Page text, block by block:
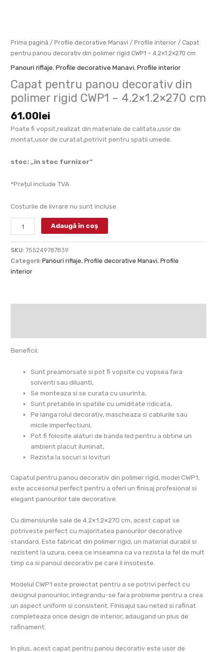
Prima pagină / Profile decorative Manavi / Profile interior / Capat
pentru panou decorativ din polimer rigid CWP1 – 4.2×1.2×270 cm
Panouri riflaje,Profile decorative Manavi,Profile interior
Capat pentru panou decorativ din
polimer rigid CWP1 – 4.2×1.2×270 cm
61.00lei
Poate fi vopsit,realizat din materiale de calitate,usor de
montat,usor de curatat,potrivit pentru spatii umede.
stoc: „in stoc furnizor”
*Prețul include TVA
Costurile de livrare nu sunt incluse.
cm
Adaugă în coș
SKU: 755249787839
Categorii: Panouri riflaje, Profile decorative Manavi, Profile
interior
Beneficii:
Sunt preamorsate si pot fi vopsite cu vopsea fara
solventi sau diluanti,
Se monteaza si se curata cu usurinta,
Sunt pretabile in spatiile cu umiditate ridicata,
Pe langa rolul decorativ, mascheaza si cablurile sau
micile imperfectiuni,
Pot fi folosite alaturi de banda led pentru a obtine un
ambient placut iluminat,
Rezista la socuri si lovituri
Capatul pentru panou decorativ din polimer rigid, model CWP1,
este accesoriul perfect pentru a oferi un finisaj profesional si
elegant panourilor tale decorative.
Cu dimensiunile sale de 4.2×1.2×270 cm, acest capat se
potriveste perfect cu majoritatea panourilor decorative
standard. Este fabricat din polimer rigid, un material durabil si
rezistent la uzura, ceea ce inseamna ca va rezista la fel de mult
timp ca si panoul decorativ pe care il insoteste.
Modelul CWP1 este proiectat pentru a se potrivi perfect cu
designul panourilor, integrandu-se fara probleme pentru a crea
un aspect uniform si consistent. Finisajul sau neted si rafinat
completeaza orice design de interior, adaugand un plus de
rafinament.
In plus, acest capat pentru panou decorativ este usor de